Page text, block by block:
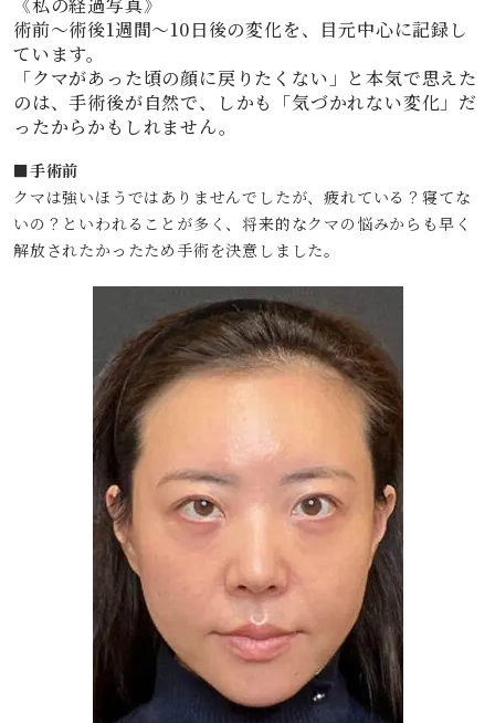
術前〜術後1週間〜10日後の変化を、目元中心に記録し
ています。
「クマがあった頃の顔に戻りたくない」と本気で思えた
のは、手術後が自然で、しかも「気づかれない変化」だ
ったからかもしれません。
■手術前
クマは強いほうではありませんでしたが、疲れている？寝てな
いの？といわれることが多く、将来的なクマの悩みからも早く
解放されたかったため手術を決意しました。